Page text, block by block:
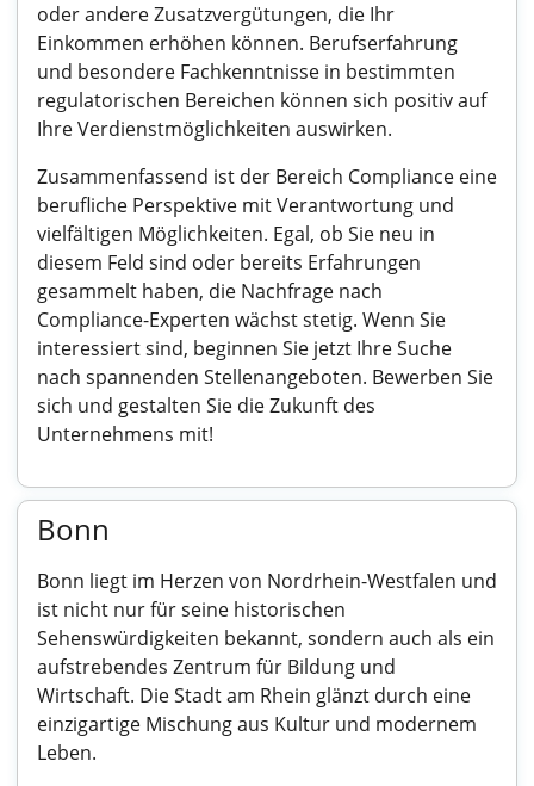
oder andere Zusatzvergütungen, die Ihr
Einkommen erhöhen können. Berufserfahrung
und besondere Fachkenntnisse in bestimmten
regulatorischen Bereichen können sich positiv auf
Ihre Verdienstmöglichkeiten auswirken.
Zusammenfassend ist der Bereich Compliance eine
berufliche Perspektive mit Verantwortung und
vielfältigen Möglichkeiten. Egal, ob Sie neu in
diesem Feld sind oder bereits Erfahrungen
gesammelt haben, die Nachfrage nach
Compliance-Experten wächst stetig. Wenn Sie
interessiert sind, beginnen Sie jetzt Ihre Suche
nach spannenden Stellenangeboten. Bewerben Sie
sich und gestalten Sie die Zukunft des
Unternehmens mit!
Bonn
Bonn liegt im Herzen von Nordrhein-Westfalen und
ist nicht nur für seine historischen
Sehenswürdigkeiten bekannt, sondern auch als ein
aufstrebendes Zentrum für Bildung und
Wirtschaft. Die Stadt am Rhein glänzt durch eine
einzigartige Mischung aus Kultur und modernem
Leben.